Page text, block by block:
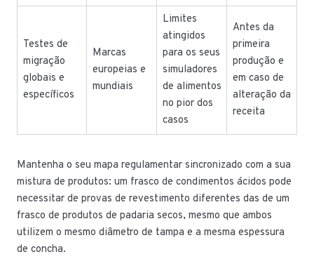
Testes de
migração
globais e
específicos
Marcas
europeias e
mundiais
Limites
atingidos
para os seus
simuladores
de alimentos
no pior dos
casos
Antes da
primeira
produção e
em caso de
alteração da
receita
Mantenha o seu mapa regulamentar sincronizado com a sua
mistura de produtos: um frasco de condimentos ácidos pode
necessitar de provas de revestimento diferentes das de um
frasco de produtos de padaria secos, mesmo que ambos
utilizem o mesmo diâmetro de tampa e a mesma espessura
de concha.